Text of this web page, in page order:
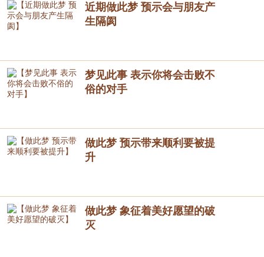
近期做此梦 预示会与朋友产
生隔阂
梦见此事 表示你将会击败不
俗的对手
做此梦 预示带来顺利要被提
升
做此梦 象征着美好愿望的破
灭